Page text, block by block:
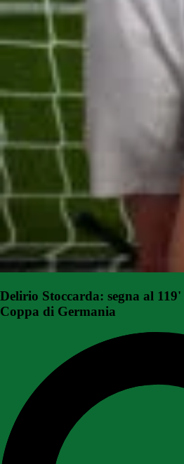
Delirio Stoccarda: segna al
Coppa di Germania